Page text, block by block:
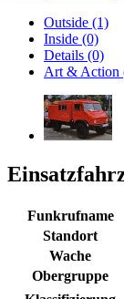
Outside (1)
Inside (0)
Details (0)
Art & Action
Funkrufname
Standort
Wache
Obergruppe